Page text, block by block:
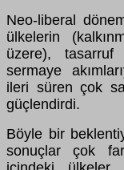
Neo-liberal
ülkelerin
üzere), tasarruf
sermaye
ileri süren çok
güçlendirdi.
Böyle bir
sonuçlar çok